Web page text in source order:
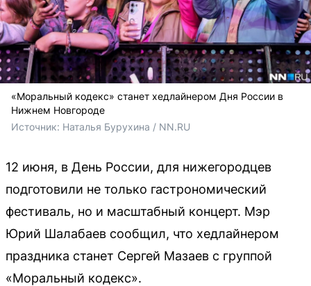
«Моральный кодекс» станет хедлайнером Дня России в
Нижнем Новгороде
Источник: Наталья Бурухина / NN.RU
12 июня, в День России, для нижегородцев
подготовили не только гастрономический
фестиваль, но и масштабный концерт. Мэр
Юрий Шалабаев сообщил, что хедлайнером
праздника станет Сергей Мазаев с группой
«Моральный кодекс».